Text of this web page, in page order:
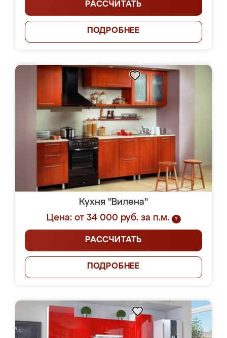
РАССЧИТАТЬ
ПОДРОБНЕЕ
Кухня "Вилена"
Цена: от 34 000 руб. за п.м.
?
РАССЧИТАТЬ
ПОДРОБНЕЕ